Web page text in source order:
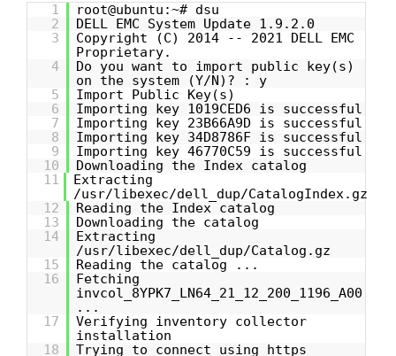
1
root@ubuntu:~# dsu
2
DELL EMC System Update 1.9.2.0
3
Copyright (C) 2014 -- 2021 DELL EMC
Proprietary.
4
Do you want to import public key(s)
on the system (Y/N)? : y
5
Import Public Key(s)
6
Importing key 1019CED6 is successful
7
Importing key 23B66A9D is successful
8
Importing key 34D8786F is successful
9
Importing key 46770C59 is successful
10
Downloading the Index catalog
11
Extracting
/usr/libexec/dell_dup/CatalogIndex.gz
12
Reading the Index catalog
13
Downloading the catalog
14
Extracting
/usr/libexec/dell_dup/Catalog.gz
15
Reading the catalog ...
16
Fetching
invcol_8YPK7_LN64_21_12_200_1196_A00
...
17
Verifying inventory collector
installation
18
Trying to connect using https